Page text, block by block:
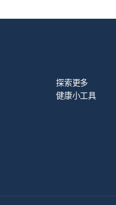
探索更多
健康小工具